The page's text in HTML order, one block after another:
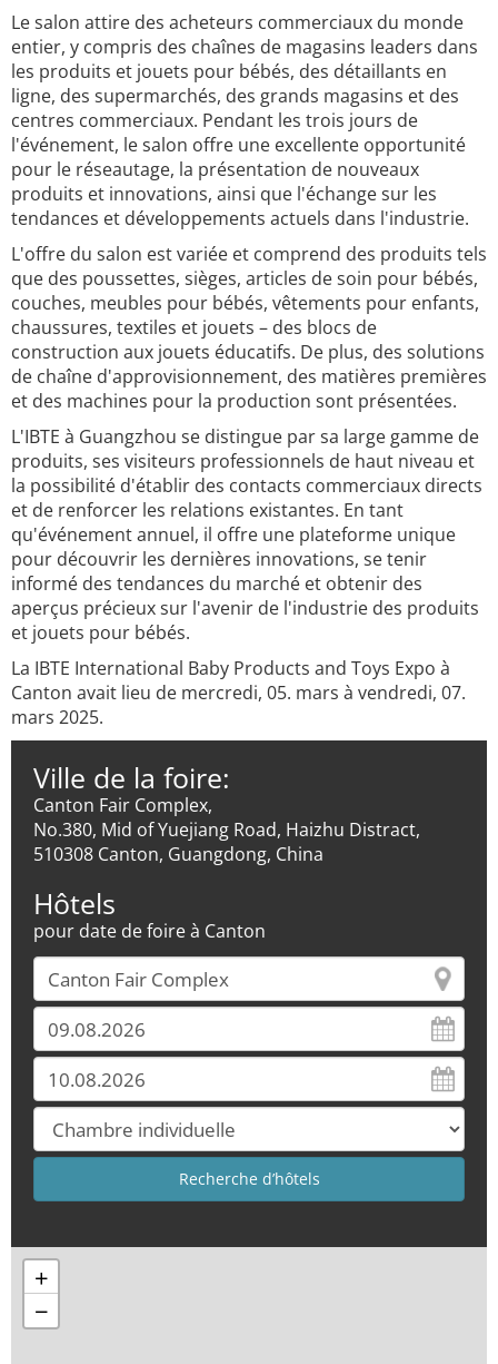
Le salon attire des acheteurs commerciaux du monde
entier, y compris des chaînes de magasins leaders dans
les produits et jouets pour bébés, des détaillants en
ligne, des supermarchés, des grands magasins et des
centres commerciaux. Pendant les trois jours de
l'événement, le salon offre une excellente opportunité
pour le réseautage, la présentation de nouveaux
produits et innovations, ainsi que l'échange sur les
tendances et développements actuels dans l'industrie.
L'offre du salon est variée et comprend des produits tels
que des poussettes, sièges, articles de soin pour bébés,
couches, meubles pour bébés, vêtements pour enfants,
chaussures, textiles et jouets – des blocs de
construction aux jouets éducatifs. De plus, des solutions
de chaîne d'approvisionnement, des matières premières
et des machines pour la production sont présentées.
L'IBTE à Guangzhou se distingue par sa large gamme de
produits, ses visiteurs professionnels de haut niveau et
la possibilité d'établir des contacts commerciaux directs
et de renforcer les relations existantes. En tant
qu'événement annuel, il offre une plateforme unique
pour découvrir les dernières innovations, se tenir
informé des tendances du marché et obtenir des
aperçus précieux sur l'avenir de l'industrie des produits
et jouets pour bébés.
La IBTE International Baby Products and Toys Expo à
Canton avait lieu de mercredi, 05. mars à vendredi, 07.
mars 2025.
Ville de la foire:
Canton Fair Complex,
No.380, Mid of Yuejiang Road, Haizhu Distract,
510308 Canton, Guangdong, China
Hôtels
pour date de foire à Canton
+
−